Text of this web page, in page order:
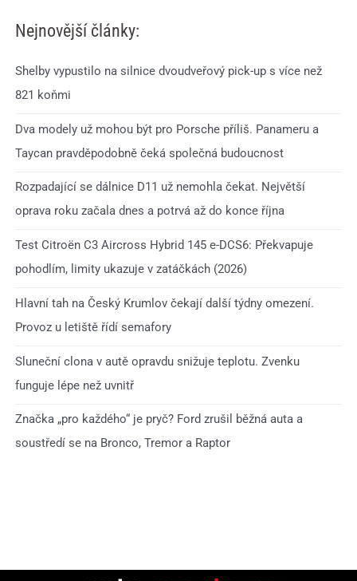
Nejnovější články:
Shelby vypustilo na silnice dvoudveřový pick-up s více než
821 koňmi
Dva modely už mohou být pro Porsche příliš. Panameru a
Taycan pravděpodobně čeká společná budoucnost
Rozpadající se dálnice D11 už nemohla čekat. Největší
oprava roku začala dnes a potrvá až do konce října
Test Citroën C3 Aircross Hybrid 145 e-DCS6: Překvapuje
pohodlím, limity ukazuje v zatáčkách (2026)
Hlavní tah na Český Krumlov čekají další týdny omezení.
Provoz u letiště řídí semafory
Sluneční clona v autě opravdu snižuje teplotu. Zvenku
funguje lépe než uvnitř
Značka „pro každého“ je pryč? Ford zrušil běžná auta a
soustředí se na Bronco, Tremor a Raptor